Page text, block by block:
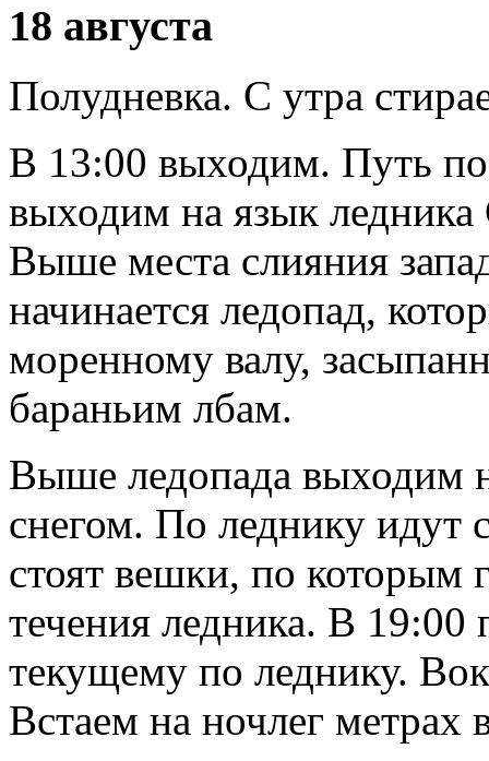
18 августа
Полудневка. С утра
В 13:00 выходим. Путь
выходим на язык
Выше места слияния
начинается ледопад,
моренному валу,
бараньим лбам.
Выше ледопада выходим
снегом. По леднику идут
стоят вешки, по которым
течения ледника. В
текущему по леднику.
Встаем на ночлег метрах